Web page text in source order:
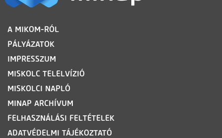
LÁBLÉC
A MIKOM-RÓL
PÁLYÁZATOK
IMPRESSZUM
MISKOLC TELELVÍZIÓ
MISKOLCI NAPLÓ
MINAP ARCHÍVUM
FELHASZNÁLÁSI FELTÉTELEK
ADATVÉDELMI TÁJÉKOZTATÓ